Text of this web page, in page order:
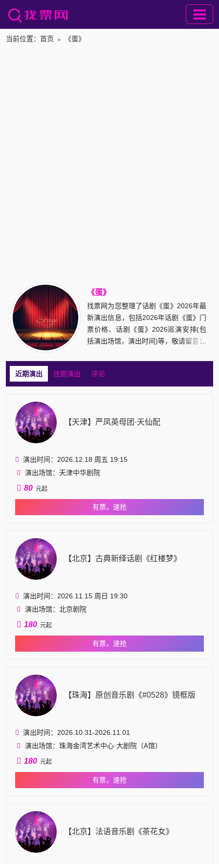
当前位置： 首页 ﹥ 《蛋》
《蛋》
找票网为您整理了话剧《蛋》2026年最
新演出信息，包括2026年话剧《蛋》门
票价格、话剧《蛋》2026巡演安排(包
括演出场馆，演出时间)等，敬请留意！
近期演出 往期演出 评论
【天津】严凤英母团·天仙配
演出时间：2026.12.18 周五 19:15
演出场馆：天津中华剧院
80 元起
有票，速抢
【北京】古典新绎话剧《红楼梦》
演出时间：2026.11.15 周日 19:30
演出场馆：北京剧院
180 元起
有票，速抢
【珠海】原创音乐剧《#0528》镜框版
演出时间：2026.10.31-2026.11.01
演出场馆：珠海金湾艺术中心·大剧院（A馆）
180 元起
有票，速抢
【北京】法语音乐剧《茶花女》